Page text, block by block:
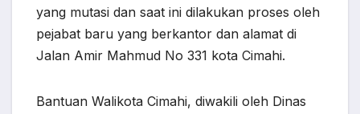
yang mutasi dan saat ini dilakukan proses oleh
pejabat baru yang berkantor dan alamat di
Jalan Amir Mahmud No 331 kota Cimahi.
Bantuan Walikota Cimahi, diwakili oleh Dinas